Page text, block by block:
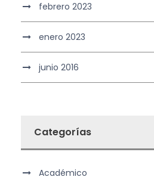
febrero 2023
enero 2023
junio 2016
Categorías
Académico